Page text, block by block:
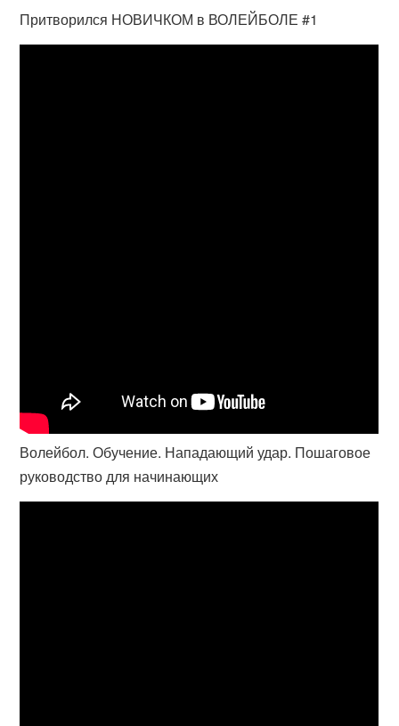
Притворился НОВИЧКОМ в ВОЛЕЙБОЛЕ #1
Волейбол. Обучение. Нападающий удар. Пошаговое
руководство для начинающих